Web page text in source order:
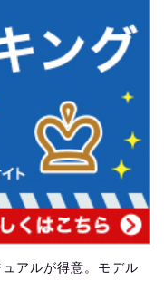
アルが得意。モデル